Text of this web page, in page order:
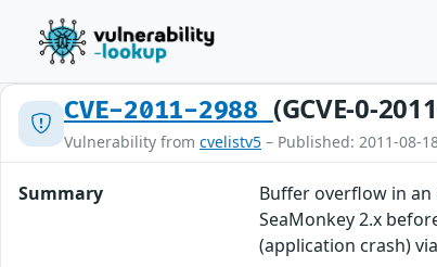
CVE-2011-2988 (GCVE-0-
Vulnerability from cvelistv5 – Published: 2011-08-
Summary
Buffer overflow in
SeaMonkey 2.x
(application crash)